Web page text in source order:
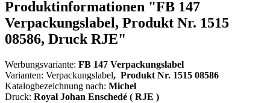
Produktinformationen "FB 147
Verpackungslabel, Produkt Nr. 1515
08586, Druck RJE"
Werbungsvariante: FB 147 Verpackungslabel
Varianten: Verpackungslabel, Produkt Nr. 1515 08586
Katalogbezeichnung nach: Michel
Druck: Royal Johan Enschedé ( RJE )